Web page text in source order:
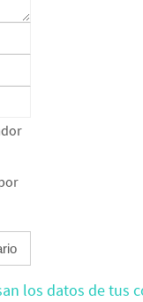
los datos de tus